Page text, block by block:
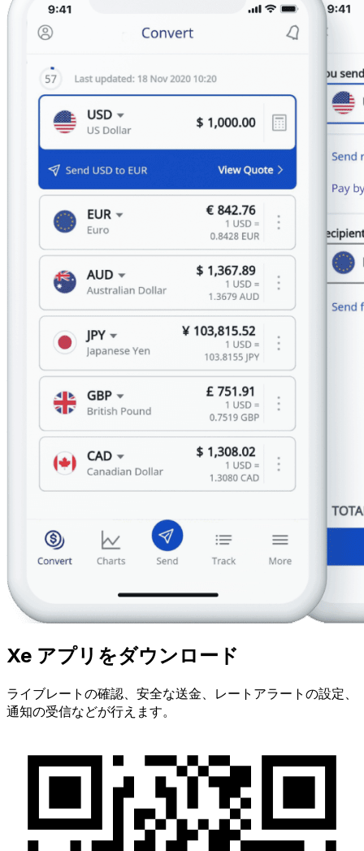
Xe アプリをダウンロード
ライブレートの確認、安全な送金、レートアラートの設定、
通知の受信などが行えます。